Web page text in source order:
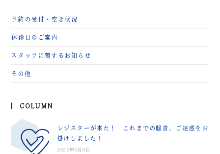
予約の受付・空き状況
休診日のご案内
スタッフに関するお知らせ
その他
COLUMN
レジスターが来た！ これまでの騒音、ご迷惑をお
掛けしました！
2026年8月9日